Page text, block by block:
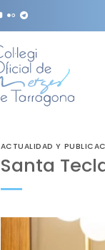
ACTUALIDAD Y
Santa